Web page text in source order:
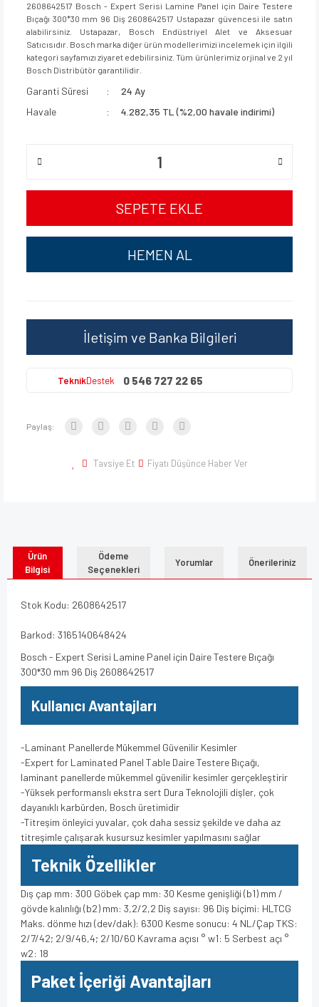
2608642517 Bosch - Expert Serisi Lamine Panel için Daire Testere
Bıçağı 300*30 mm 96 Diş 2608642517 Ustapazar güvencesi ile satın
alabilirsiniz. Ustapazar, Bosch Endüstriyel Alet ve Aksesuar
Satıcısıdır. Bosch marka diğer ürün modellerimizi incelemek için ilgili
kategori sayfamızı ziyaret edebilirsiniz. Tüm ürünlerimiz orjinal ve 2 yıl
Bosch Distribütör garantilidir.
Garanti Süresi
24 Ay
Havale
4.282,35 TL (%2,00 havale indirimi)
SEPETE EKLE
HEMEN AL
İletişim ve Banka Bilgileri
TeknikDestek 0 546 727 22 65
Paylaş:
Tavsiye Et Fiyatı Düşünce Haber Ver
Ürün
Bilgisi
Ödeme
Seçenekleri
Yorumlar Önerileriniz
Stok Kodu: 2608642517
Barkod: 3165140648424
Bosch - Expert Serisi Lamine Panel için Daire Testere Bıçağı
300*30 mm 96 Diş 2608642517
Kullanıcı Avantajları
-Laminant Panellerde Mükemmel Güvenilir Kesimler
-Expert for Laminated Panel Table Daire Testere Bıçağı,
laminant panellerde mükemmel güvenilir kesimler gerçekleştirir
-Yüksek performanslı ekstra sert Dura Teknolojili dişler, çok
dayanıklı karbürden, Bosch üretimidir
-Titreşim önleyici yuvalar, çok daha sessiz şekilde ve daha az
titreşimle çalışarak kusursuz kesimler yapılmasını sağlar
Teknik Özellikler
Dış çap mm: 300 Göbek çap mm: 30 Kesme genişliği (b1) mm /
gövde kalınlığı (b2) mm: 3,2/2,2 Diş sayısı: 96 Diş biçimi: HLTCG
Maks. dönme hızı (dev/dak): 6300 Kesme sonucu: 4 NL/Çap TKS:
2/7/42; 2/9/46,4; 2/10/60 Kavrama açısı ° w1: 5 Serbest açı °
w2: 18
Paket İçeriği Avantajları